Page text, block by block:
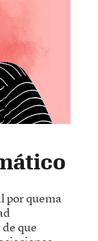
por quema
que